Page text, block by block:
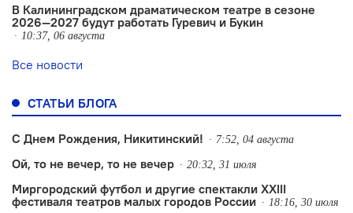
В Калининградском драматическом театре в сезоне
2026—2027 будут работать Гуревич и Букин
10:37, 06 августа
Все новости
СТАТЬИ БЛОГА
С Днем Рождения, Никитинский! 7:52, 04 августа
Ой, то не вечер, то не вечер 20:32, 31 июля
Миргородский футбол и другие спектакли XXIII
фестиваля театров малых городов России
18:16, 30 июля